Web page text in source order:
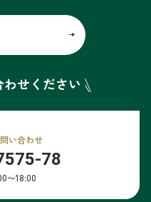
せください
い合わせ
78
〜18:00